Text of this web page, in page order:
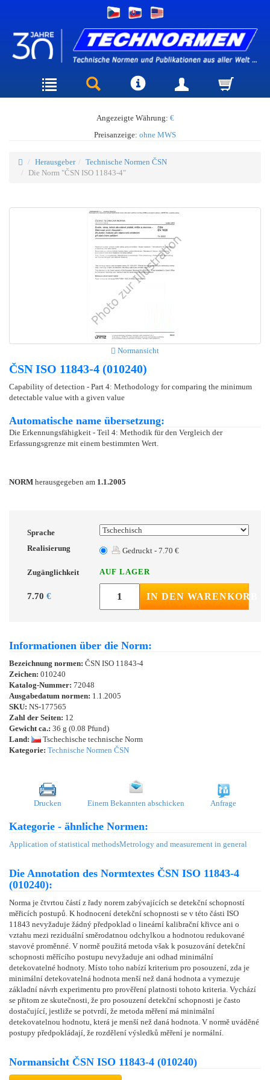
Angezeigte Währung: €
Preisanzeige: ohne MWS
Herausgeber
Technische Normen ČSN
Die Norm "ČSN ISO 11843-4"
Normansicht
ČSN ISO 11843-4 (010240)
Capability of detection - Part 4: Methodology for comparing the minimum
detectable value with a given value
Automatische name übersetzung:
Die Erkennungsfähigkeit - Teil 4: Methodik für den Vergleich der
Erfassungsgrenze mit einem bestimmten Wert.
NORM herausgegeben am 1.1.2005
Sprache
Realisierung
Gedruckt - 7.70 €
Zugänglichkeit AUF LAGER
7.70 € IN DEN WARENKORB
Informationen über die Norm:
Bezeichnung normen: ČSN ISO 11843-4
Zeichen: 010240
Katalog-Nummer: 72048
Ausgabedatum normen: 1.1.2005
SKU: NS-177565
Zahl der Seiten: 12
Gewicht ca.: 36 g (0.08 Pfund)
Land:
Tschechische technische Norm
Kategorie: Technische Normen ČSN
Drucken Einem Bekannten abschicken Anfrage
Kategorie - ähnliche Normen:
Application of statistical methodsMetrology and measurement in general
Die Annotation des Normtextes ČSN ISO 11843-4
(010240):
Norma je čtvrtou částí z řady norem zabývajících se detekční schopností
měřicích postupů. K hodnocení detekční schopnosti se v této části ISO
11843 nevyžaduje žádný předpoklad o lineární kalibrační křivce ani o
vztahu mezi reziduální směrodatnou odchylkou a hodnotou redukované
stavové proměnné. V normě použitá metoda však k posuzování detekční
schopnosti měřícího postupu nevyžaduje ani odhad minimální
detekovatelné hodnoty. Místo toho nabízí kriterium pro posouzení, zda je
minimální detekovatelná hodnota menší než daná hodnota a vymezuje
základní návrh experimentu pro prověření platnosti tohoto kriteria. Vychází
se přitom ze skutečnosti, že pro posouzení detekční schopnosti je často
dostačující, jestliže se potvrdí, že metoda měření má minimální
detekovatelnou hodnotu, která je menší než daná hodnota. V normě uváděné
postupy předpokládají, že rozdělení výsledků měření je normální.
Normansicht ČSN ISO 11843-4 (010240)